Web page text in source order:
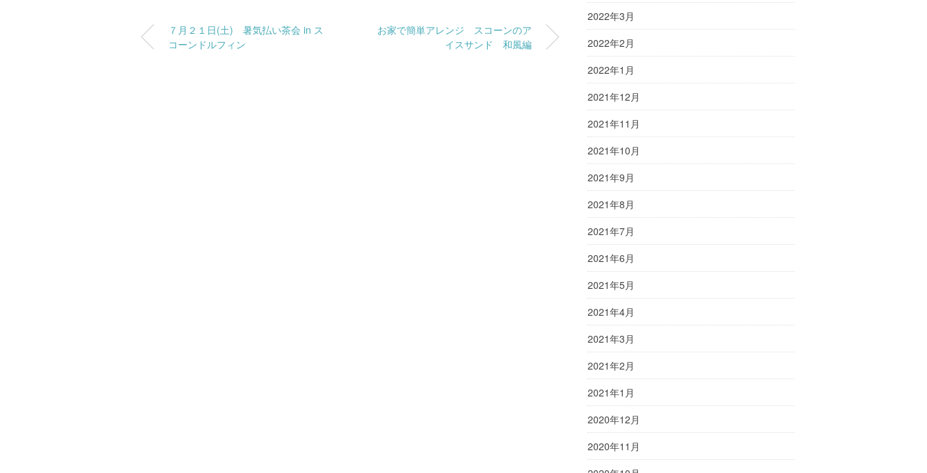
７月２１日(土) 暑気払い茶会 in ス
コーンドルフィン
お家で簡単アレンジ スコーンのア
イスサンド 和風編
2022年3月
2022年2月
2022年1月
2021年12月
2021年11月
2021年10月
2021年9月
2021年8月
2021年7月
2021年6月
2021年5月
2021年4月
2021年3月
2021年2月
2021年1月
2020年12月
2020年11月